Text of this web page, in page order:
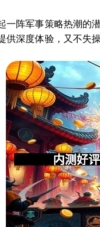
一阵军事策略热潮
深度体验，又不失